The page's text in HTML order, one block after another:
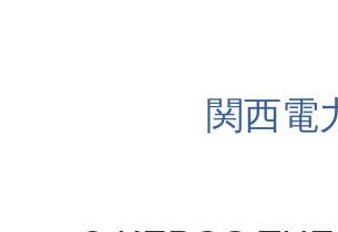
関西電